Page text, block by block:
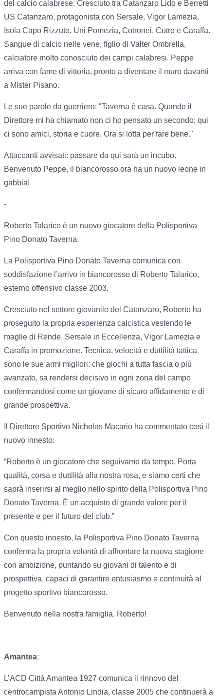
del calcio calabrese: Cresciuto tra Catanzaro Lido e Berretti
US Catanzaro, protagonista con Sersale, Vigor Lamezia,
Isola Capo Rizzuto, Uni Pomezia, Cotronei, Cutro e Caraffa.
Sangue di calcio nelle vene, figlio di Valter Ombrella,
calciatore molto conosciuto dei campi calabresi. Peppe
arriva con fame di vittoria, pronto a diventare il muro davanti
a Mister Pisano.
Le sue parole da guerriero: "Taverna è casa. Quando il
Direttore mi ha chiamato non ci ho pensato un secondo: qui
ci sono amici, storia e cuore. Ora si lotta per fare bene."
Attaccanti avvisati: passare da qui sarà un incubo.
Benvenuto Peppe, il biancorosso ora ha un nuovo leone in
gabbia!
-
Roberto Talarico è un nuovo giocatore della Polisportiva
Pino Donato Taverna.
La Polisportiva Pino Donato Taverna comunica con
soddisfazione l’arrivo in biancorosso di Roberto Talarico,
esterno offensivo classe 2003.
Cresciuto nel settore giovanile del Catanzaro, Roberto ha
proseguito la propria esperienza calcistica vestendo le
maglie di Rende, Sersale in Eccellenza, Vigor Lamezia e
Caraffa in promozione. Tecnica, velocità e duttilità tattica
sono le sue armi migliori: che giochi a tutta fascia o più
avanzato, sa rendersi decisivo in ogni zona del campo
confermandosi come un giovane di sicuro affidamento e di
grande prospettiva.
Il Direttore Sportivo Nicholas Macario ha commentato così il
nuovo innesto:
“Roberto è un giocatore che seguivamo da tempo. Porta
qualità, corsa e duttilità alla nostra rosa, e siamo certi che
saprà inserirsi al meglio nello spirito della Polisportiva Pino
Donato Taverna. È un acquisto di grande valore per il
presente e per il futuro del club.”
Con questo innesto, la Polisportiva Pino Donato Taverna
conferma la propria volontà di affrontare la nuova stagione
con ambizione, puntando su giovani di talento e di
prospettiva, capaci di garantire entusiasmo e continuità al
progetto sportivo biancorosso.
Benvenuto nella nostra famiglia, Roberto!
Amantea:
L’ACD Città Amantea 1927 comunica il rinnovo del
centrocampista Antonio Lindia, classe 2005 che continuerà a